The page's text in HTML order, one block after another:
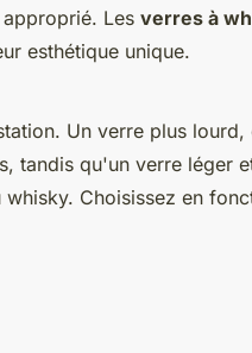
Les verres à
esthétique unique.
Un verre plus lourd,
tandis qu'un verre léger
Choisissez en